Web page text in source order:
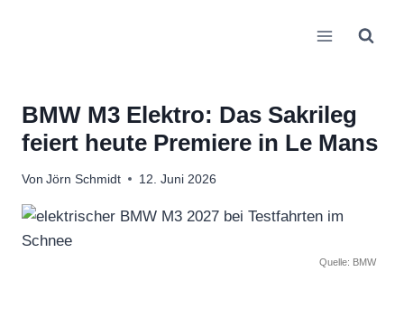
BMW M3 Elektro: Das Sakrileg
feiert heute Premiere in Le Mans
Von Jörn Schmidt 12. Juni 2026
Quelle: BMW